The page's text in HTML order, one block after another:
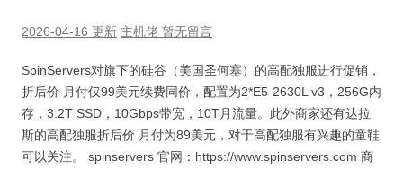
2026-04-16 更新 主机佬 暂无留言
SpinServers对旗下的硅谷（美国圣何塞）的高配独服进行促销，
折后价 月付仅99美元续费同价，配置为2*E5-2630L v3，256G内
存，3.2T SSD，10Gbps带宽，10T月流量。此外商家还有达拉
斯的高配独服折后价 月付为89美元，对于高配独服有兴趣的童鞋
可以关注。 spinservers 官网：https://www.spinservers.com 商